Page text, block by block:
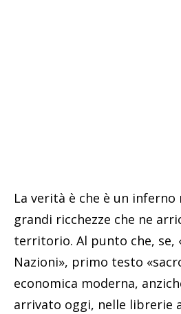
La verità è che è un
grandi ricchezze che ne
territorio. Al punto che, se,
Nazioni», primo testo
economica moderna,
arrivato oggi, nelle librerie